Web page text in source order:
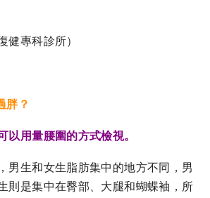
健專科診所）
胖？
以用量腰圍的方式檢視。
男生和女生脂肪集中的地方不同，男
則是集中在臀部、大腿和蝴蝶袖，所